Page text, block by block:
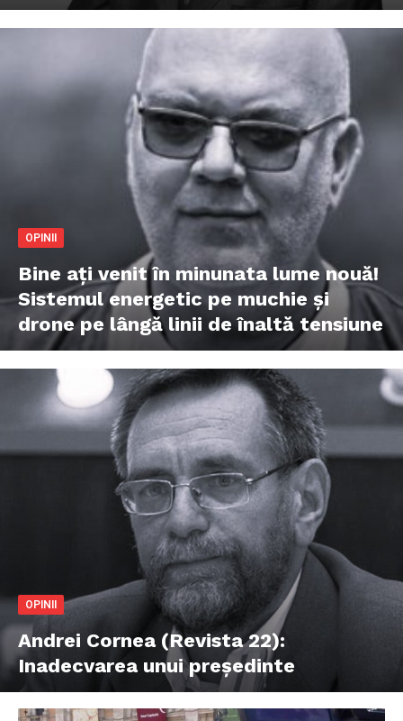
OPINII
Bine ați venit în minunata lume nouă!
Sistemul energetic pe muchie și
drone pe lângă linii de înaltă tensiune
OPINII
Andrei Cornea (Revista 22):
Inadecvarea unui președinte